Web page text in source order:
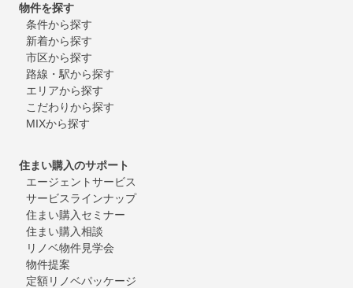
物件を探す
条件から探す
新着から探す
市区から探す
路線・駅から探す
エリアから探す
こだわりから探す
MIXから探す
住まい購入のサポート
エージェントサービス
サービスラインナップ
住まい購入セミナー
住まい購入相談
リノベ物件見学会
物件提案
定額リノベパッケージ